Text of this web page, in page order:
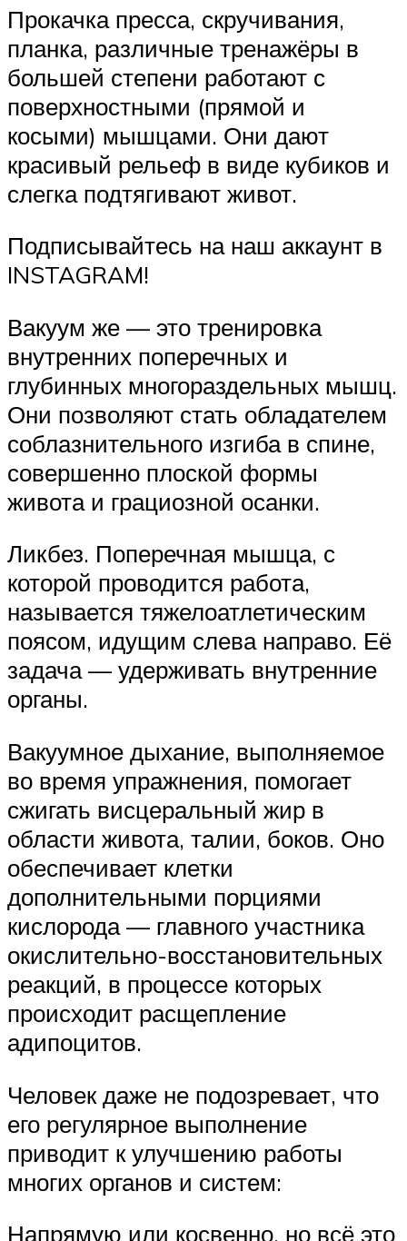
Прокачка пресса, скручивания,
планка, различные тренажёры в
большей степени работают с
поверхностными (прямой и
косыми) мышцами. Они дают
красивый рельеф в виде кубиков и
слегка подтягивают живот.
Подписывайтесь на наш аккаунт в
INSTAGRAM!
Вакуум же — это тренировка
внутренних поперечных и
глубинных многораздельных мышц.
Они позволяют стать обладателем
соблазнительного изгиба в спине,
совершенно плоской формы
живота и грациозной осанки.
Ликбез. Поперечная мышца, с
которой проводится работа,
называется тяжелоатлетическим
поясом, идущим слева направо. Её
задача — удерживать внутренние
органы.
Вакуумное дыхание, выполняемое
во время упражнения, помогает
сжигать висцеральный жир в
области живота, талии, боков. Оно
обеспечивает клетки
дополнительными порциями
кислорода — главного участника
окислительно-восстановительных
реакций, в процессе которых
происходит расщепление
адипоцитов.
Человек даже не подозревает, что
его регулярное выполнение
приводит к улучшению работы
многих органов и систем:
Напрямую или косвенно, но всё это